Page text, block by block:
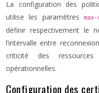
La configuration des
utilise les paramètres
définir respectivement le
l’intervalle entre
criticité des
opérationnelles.
Configuration des